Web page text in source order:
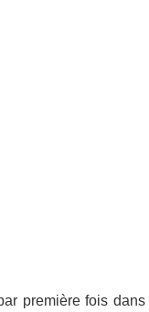
première fois dans